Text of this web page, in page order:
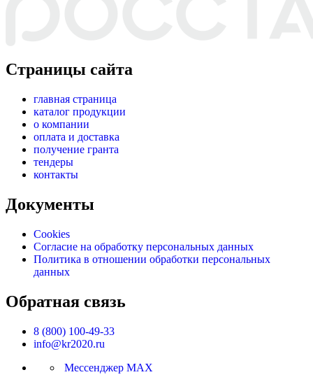
Страницы сайта
главная страница
каталог продукции
о компании
оплата и доставка
получение гранта
тендеры
контакты
Документы
Cookies
Согласие на обработку персональных данных
Политика в отношении обработки персональных
данных
Обратная связь
8 (800) 100-49-33
info@kr2020.ru
Мессенджер MAX